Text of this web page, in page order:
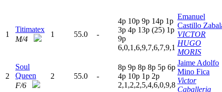
1
Titimatex
M/4
1 55.0 -
4p 10p 9p 14p 1p
3p 4p 13p (25) 1p
9p
6,0,1,6,9,7,6,7,9,1
Emanuel
Castillo
VICTOR
HUGO
MORIS
2
Soul
Queen
F/6
2 55.0 -
8p 9p 8p 8p 5p 6p
4p 10p 1p 2p
2,1,2,2,5,4,6,0,9,8
Jaime Adolfo
Mino Fica
Victor
Caballeria